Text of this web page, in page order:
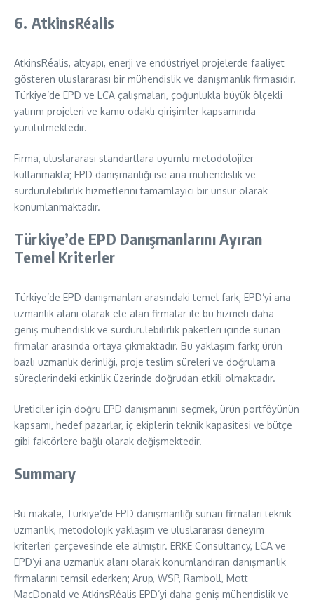
6. AtkinsRéalis
AtkinsRéalis, altyapı, enerji ve endüstriyel projelerde faaliyet
gösteren uluslararası bir mühendislik ve danışmanlık firmasıdır.
Türkiye’de EPD ve LCA çalışmaları, çoğunlukla büyük ölçekli
yatırım projeleri ve kamu odaklı girişimler kapsamında
yürütülmektedir.
Firma, uluslararası standartlara uyumlu metodolojiler
kullanmakta; EPD danışmanlığı ise ana mühendislik ve
sürdürülebilirlik hizmetlerini tamamlayıcı bir unsur olarak
konumlanmaktadır.
Türkiye’de EPD Danışmanlarını Ayıran
Temel Kriterler
Türkiye’de EPD danışmanları arasındaki temel fark, EPD’yi ana
uzmanlık alanı olarak ele alan firmalar ile bu hizmeti daha
geniş mühendislik ve sürdürülebilirlik paketleri içinde sunan
firmalar arasında ortaya çıkmaktadır. Bu yaklaşım farkı; ürün
bazlı uzmanlık derinliği, proje teslim süreleri ve doğrulama
süreçlerindeki etkinlik üzerinde doğrudan etkili olmaktadır.
Üreticiler için doğru EPD danışmanını seçmek, ürün portföyünün
kapsamı, hedef pazarlar, iç ekiplerin teknik kapasitesi ve bütçe
gibi faktörlere bağlı olarak değişmektedir.
Summary
Bu makale, Türkiye’de EPD danışmanlığı sunan firmaları teknik
uzmanlık, metodolojik yaklaşım ve uluslararası deneyim
kriterleri çerçevesinde ele almıştır. ERKE Consultancy, LCA ve
EPD’yi ana uzmanlık alanı olarak konumlandıran danışmanlık
firmalarını temsil ederken; Arup, WSP, Ramboll, Mott
MacDonald ve AtkinsRéalis EPD’yi daha geniş mühendislik ve